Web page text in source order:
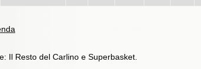
Il Resto del Carlino e Superbasket.